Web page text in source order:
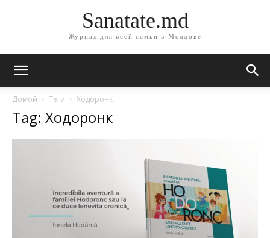
Sanatate.md
Журнал для всей семьи в Молдове
Домой Теги Ходоронк
Tag: Ходоронк